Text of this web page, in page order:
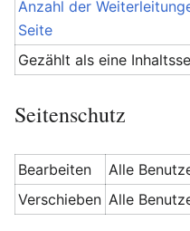
Anzahl der
Seite
Gezählt als eine
Seitenschutz
Bearbeiten
Alle
Verschieben Alle